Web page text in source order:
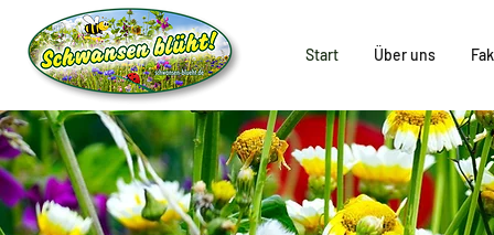
Start Über uns